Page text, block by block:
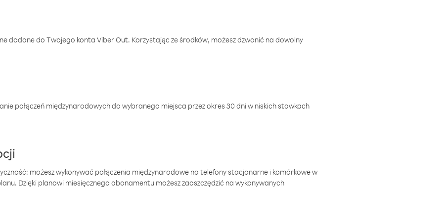
dodane do Twojego konta Viber Out. Korzystając ze środków, możesz dzwonić na dowolny
połączeń międzynarodowych do wybranego miejsca przez okres 30 dni w niskich stawkach
możesz wykonywać połączenia międzynarodowe na telefony stacjonarne i komórkowe w
Dzięki planowi miesięcznego abonamentu możesz zaoszczędzić na wykonywanych